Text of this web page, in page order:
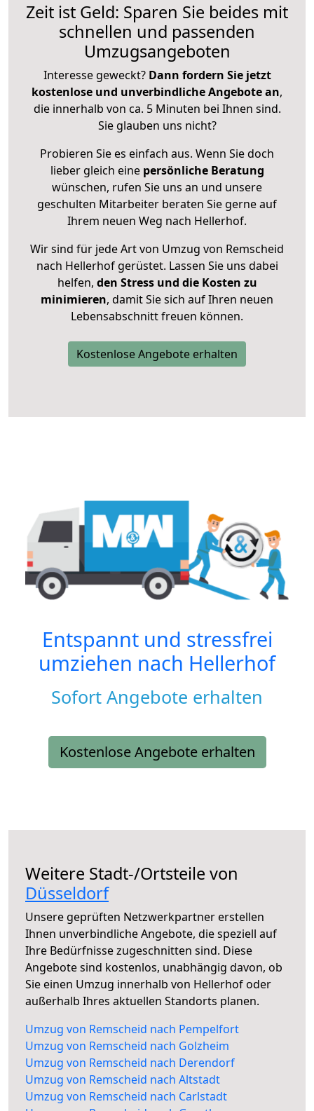
Zeit ist Geld: Sparen Sie beides mit
schnellen und passenden
Umzugsangeboten
Interesse geweckt? Dann fordern Sie jetzt
kostenlose und unverbindliche Angebote an,
die innerhalb von ca. 5 Minuten bei Ihnen sind.
Sie glauben uns nicht?
Probieren Sie es einfach aus. Wenn Sie doch
lieber gleich eine persönliche Beratung
wünschen, rufen Sie uns an und unsere
geschulten Mitarbeiter beraten Sie gerne auf
Ihrem neuen Weg nach Hellerhof.
Wir sind für jede Art von Umzug von Remscheid
nach Hellerhof gerüstet. Lassen Sie uns dabei
helfen, den Stress und die Kosten zu
minimieren, damit Sie sich auf Ihren neuen
Lebensabschnitt freuen können.
Kostenlose Angebote erhalten
Entspannt und stressfrei
umziehen nach Hellerhof
Sofort Angebote erhalten
Kostenlose Angebote erhalten
Weitere Stadt-/Ortsteile von
Düsseldorf
Unsere geprüften Netzwerkpartner erstellen
Ihnen unverbindliche Angebote, die speziell auf
Ihre Bedürfnisse zugeschnitten sind. Diese
Angebote sind kostenlos, unabhängig davon, ob
Sie einen Umzug innerhalb von Hellerhof oder
außerhalb Ihres aktuellen Standorts planen.
Umzug von Remscheid nach Pempelfort
Umzug von Remscheid nach Golzheim
Umzug von Remscheid nach Derendorf
Umzug von Remscheid nach Altstadt
Umzug von Remscheid nach Carlstadt